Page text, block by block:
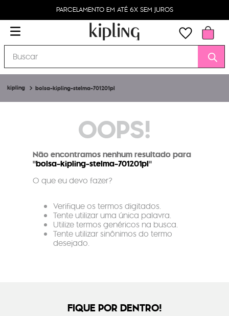
PARCELAMENTO EM ATÉ 6X SEM JUROS
Buscar
bolsa-kipling-stelma-701201pl
OOPS!
Não encontramos nenhum resultado para
"bolsa-kipling-stelma-701201pl"
O que eu devo fazer?
Verifique os termos digitados.
Tente utilizar uma única palavra.
Utilize termos genéricos na busca.
Tente utilizar sinônimos do termo
desejado.
FIQUE POR DENTRO!